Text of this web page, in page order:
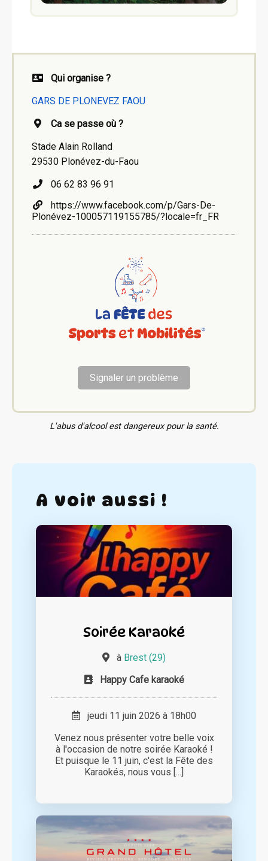
Qui organise ?
GARS DE PLONEVEZ FAOU
Ca se passe où ?
Stade Alain Rolland
29530 Plonévez-du-Faou
06 62 83 96 91
https://www.facebook.com/p/Gars-De-
Plonévez-100057119155785/?locale=fr_FR
Signaler un problème
L'abus d'alcool est dangereux pour la santé.
A voir aussi !
Soirée Karaoké
à Brest (29)
Happy Cafe karaoké
jeudi 11 juin 2026 à 18h00
Venez nous présenter votre belle voix
à l'occasion de notre soirée Karaoké !
Et puisque le 11 juin, c'est la Fête des
Karaokés, nous vous [...]